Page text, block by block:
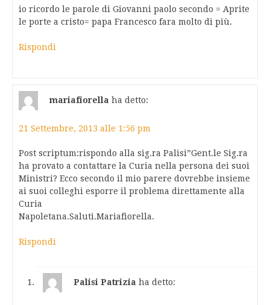
io ricordo le parole di Giovanni paolo secondo = Aprite
le porte a cristo= papa Francesco fara molto di più.
Rispondi
mariafiorella ha detto:
21 Settembre, 2013 alle 1:56 pm
Post scriptum:rispondo alla sig.ra Palisi”Gent.le Sig.ra
ha provato a contattare la Curia nella persona dei suoi
Ministri? Ecco secondo il mio parere dovrebbe insieme
ai suoi colleghi esporre il problema direttamente alla
Curia
Napoletana.Saluti.Mariafiorella.
Rispondi
Palisi Patrizia ha detto: